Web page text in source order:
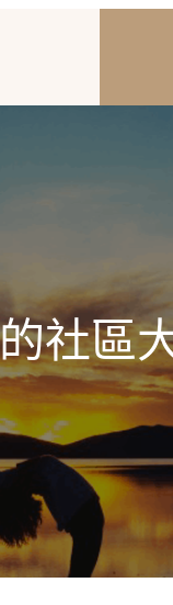
社區